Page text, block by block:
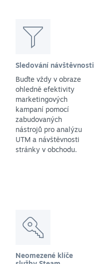
Sledování návštěvnosti
Buďte vždy v obraze
ohledně efektivity
marketingových
kampaní pomocí
zabudovaných
nástrojů pro analýzu
UTM a návštěvnosti
stránky v obchodu.
Neomezené klíče